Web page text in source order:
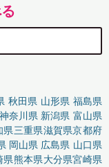
秋田県 山形県 福島県
神奈川県 新潟県 富山県
県三重県滋賀県京都府
岡山県 広島県 山口県
県熊本県大分県宮崎県